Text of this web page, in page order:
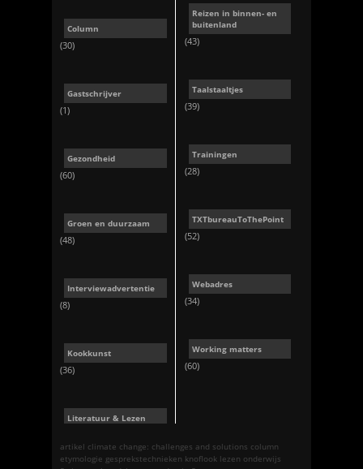
Column
(30)
Gastschrijver
(1)
Gezondheid
(60)
Groen en duurzaam
(48)
Interviewadvertentie
(8)
Kookkunst
(36)
Literatuur & Lezen
Reizen in binnen- en
buitenland
(43)
Taalstaaltjes
(39)
Trainingen
(28)
TXTbureauToThePoint
(52)
Webadres
(34)
Working matters
(60)
artikel climate change: challenges and solutions column
etymologie gesprekstechnieken knoflook lezen onderwijs